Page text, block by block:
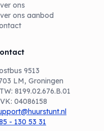
ons
ons aanbod
9513
LM, Groningen
8199.02.676.B.01
04086158
- 130 53 31